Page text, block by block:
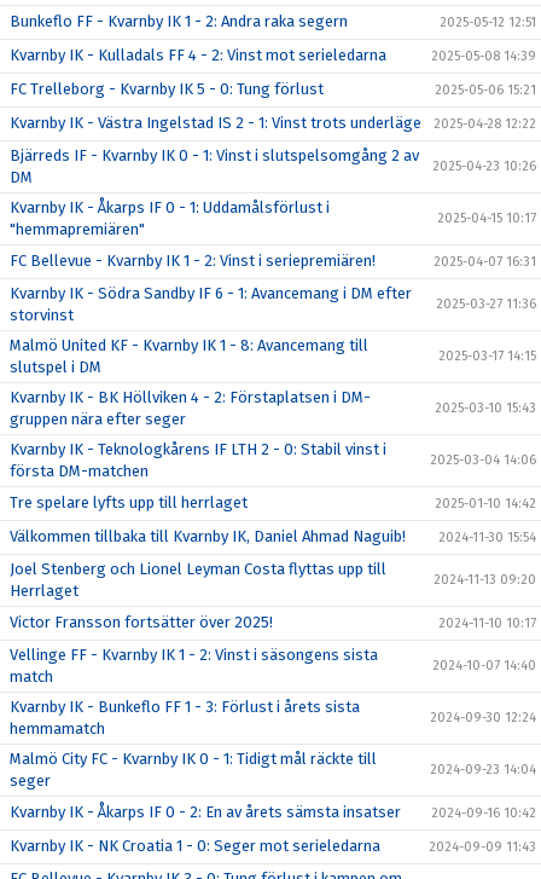
Bunkeflo FF - Kvarnby IK 1 - 2: Andra raka segern 2025-05-12 12:51
Kvarnby IK - Kulladals FF 4 - 2: Vinst mot serieledarna 2025-05-08 14:39
FC Trelleborg - Kvarnby IK 5 - 0: Tung förlust 2025-05-06 15:21
Kvarnby IK - Västra Ingelstad IS 2 - 1: Vinst trots underläge 2025-04-28 12:22
Bjärreds IF - Kvarnby IK 0 - 1: Vinst i slutspelsomgång 2 av
DM
2025-04-23 10:26
Kvarnby IK - Åkarps IF 0 - 1: Uddamålsförlust i
"hemmapremiären"
2025-04-15 10:17
FC Bellevue - Kvarnby IK 1 - 2: Vinst i seriepremiären! 2025-04-07 16:31
Kvarnby IK - Södra Sandby IF 6 - 1: Avancemang i DM efter
storvinst
2025-03-27 11:36
Malmö United KF - Kvarnby IK 1 - 8: Avancemang till
slutspel i DM
2025-03-17 14:15
Kvarnby IK - BK Höllviken 4 - 2: Förstaplatsen i DM-
gruppen nära efter seger
2025-03-10 15:43
Kvarnby IK - Teknologkårens IF LTH 2 - 0: Stabil vinst i
första DM-matchen
2025-03-04 14:06
Tre spelare lyfts upp till herrlaget 2025-01-10 14:42
Välkommen tillbaka till Kvarnby IK, Daniel Ahmad Naguib! 2024-11-30 15:54
Joel Stenberg och Lionel Leyman Costa flyttas upp till
Herrlaget
2024-11-13 09:20
Victor Fransson fortsätter över 2025! 2024-11-10 10:17
Vellinge FF - Kvarnby IK 1 - 2: Vinst i säsongens sista
match
2024-10-07 14:40
Kvarnby IK - Bunkeflo FF 1 - 3: Förlust i årets sista
hemmamatch
2024-09-30 12:24
Malmö City FC - Kvarnby IK 0 - 1: Tidigt mål räckte till
seger
2024-09-23 14:04
Kvarnby IK - Åkarps IF 0 - 2: En av årets sämsta insatser 2024-09-16 10:42
Kvarnby IK - NK Croatia 1 - 0: Seger mot serieledarna 2024-09-09 11:43